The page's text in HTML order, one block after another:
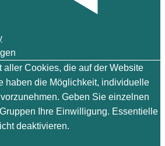
aller Cookies, die auf der Website
haben die Möglichkeit, individuelle
Geben Sie einzelnen
Ihre Einwilligung. Essentielle
deaktivieren.